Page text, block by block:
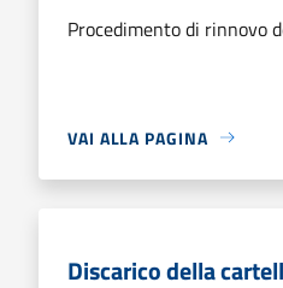
Procedimento di rinnovo
VAI ALLA PAGINA
Discarico della